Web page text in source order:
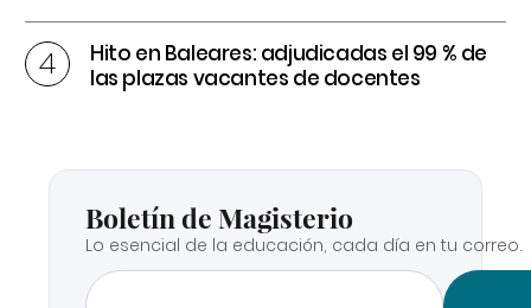
Hito en Baleares: adjudicadas el 99 % de
las plazas vacantes de docentes
Boletín de Magisterio
Lo esencial de la educación, cada día en tu correo.